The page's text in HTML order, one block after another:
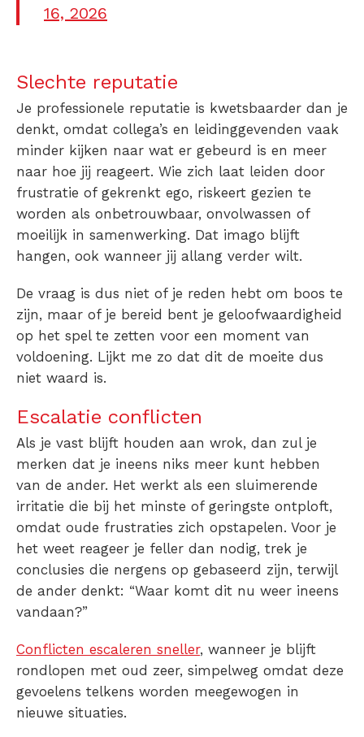
16, 2026
Slechte reputatie
Je professionele reputatie is kwetsbaarder dan je
denkt, omdat collega’s en leidinggevenden vaak
minder kijken naar wat er gebeurd is en meer
naar hoe jij reageert. Wie zich laat leiden door
frustratie of gekrenkt ego, riskeert gezien te
worden als onbetrouwbaar, onvolwassen of
moeilijk in samenwerking. Dat imago blijft
hangen, ook wanneer jij allang verder wilt.
De vraag is dus niet of je reden hebt om boos te
zijn, maar of je bereid bent je geloofwaardigheid
op het spel te zetten voor een moment van
voldoening. Lijkt me zo dat dit de moeite dus
niet waard is.
Escalatie conflicten
Als je vast blijft houden aan wrok, dan zul je
merken dat je ineens niks meer kunt hebben
van de ander. Het werkt als een sluimerende
irritatie die bij het minste of geringste ontploft,
omdat oude frustraties zich opstapelen. Voor je
het weet reageer je feller dan nodig, trek je
conclusies die nergens op gebaseerd zijn, terwijl
de ander denkt: “Waar komt dit nu weer ineens
vandaan?”
Conflicten escaleren sneller, wanneer je blijft
rondlopen met oud zeer, simpelweg omdat deze
gevoelens telkens worden meegewogen in
nieuwe situaties.